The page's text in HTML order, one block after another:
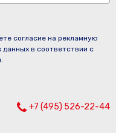
согласие на рекламную
в соответствии с
.
+7 (495) 526-22-44